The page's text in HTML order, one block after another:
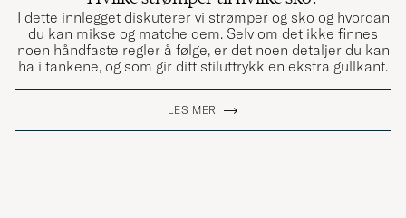
I dette innlegget diskuterer vi strømper og sko og hvordan
du kan mikse og matche dem. Selv om det ikke finnes
noen håndfaste regler å følge, er det noen detaljer du kan
ha i tankene, og som gir ditt stiluttrykk en ekstra gullkant.
LES MER